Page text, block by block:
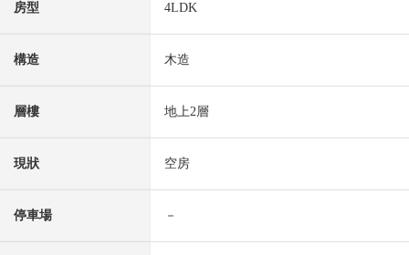
房型 4LDK
構造 木造
層樓 地上2層
現狀 空房
停車場 －